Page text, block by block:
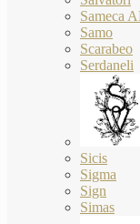
Sameca
Samo
Scarabeo
Serdaneli
Sicis
Sigma
Sign
Simas